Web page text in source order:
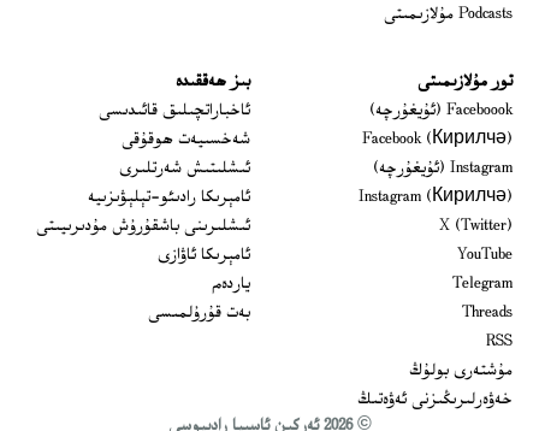
Podcasts مۇلازىمىتى
تور مۇلازىمىتى
Faceboook (ئۇيغۇرچە)
Opens in new window
Facebook (Кирилчә)
Opens in new window
Instagram (ئۇيغۇرچە)
Opens in new window
Instagram (Кирилчә)
Opens in new window
X (Twitter)
YouTube
Telegram
Threads
RSS
مۇشتەرى بولۇڭ
خەۋەرلىرىڭىزنى ئەۋەتىڭ
بىز ھەققىدە
ئاخباراتچىلىق قائىدىسى
شەخسىيەت ھوقۇقى
ئىشلىتىش شەرتلىرى
ئامېرىكا رادىئو-تېلېۋىزىيە
ئىشلىرىنى باشقۇرۇش مۇدىرىيىتى
ئامېرىكا ئاۋازى
ياردەم
بەت قۇرۇلمىسى